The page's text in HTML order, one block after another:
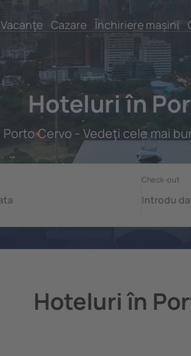
Vacanţe Cazare Închiriere mașini
Hoteluri în
Porto Cervo - Vedeţi cele mai
Hoteluri în